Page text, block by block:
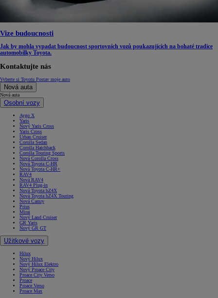
Vize budoucnosti
Jak by mohla vypadat budoucnost sportovních vozů poukazujících na bohaté tradice
automobilky Toyota.
Kontaktujte nás
Vyberte si Toyotu Postav moje auto
Nová auta
Nová auta
Osobní vozy
Aygo X
Yaris
Nový Yaris Cross
Yaris Cross
Urban Cruiser
Corolla Sedan
Corolla Hatchback
Corolla Touring Sports
Nová Corolla Cross
Nová Toyota C-HR
Nová Toyota C-HR+
RAV4
Nová RAV4
RAV4 Plug-in
Nová Toyota bZ4X
Nová Toyota bZ4X Touring
Nová Camry
Prius
Mirai
Nový Land Cruiser
GR Yaris
Nový GR GT
Užitkové vozy
Hilux
Nový Hilux
Nový Hilux Elektro
Nový Proace City
Proace City Verso
Proace
Proace Verso
Proace Max